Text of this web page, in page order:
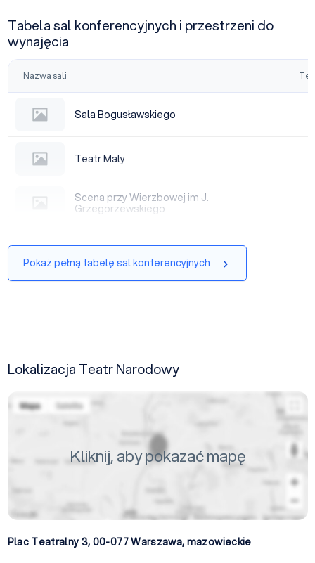
Tabela sal konferencyjnych i przestrzeni do
wynajęcia
Nazwa sali
Sala Bogusławskiego
Sala Bogusławskiego
Teatr Maly
Teatr Maly
Scena przy Wierzbowej im J. Grzegorzewskiego
Scena przy Wierzbowej im J.
Grzegorzewskiego
Pokaż pełną tabelę sal konferencyjnych
Lokalizacja Teatr Narodowy
Kliknij, aby pokazać mapę
Plac Teatralny 3, 00-077Warszawa, mazowieckie